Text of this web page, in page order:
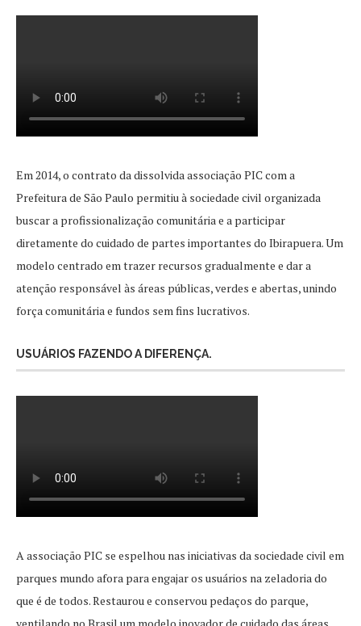
Em 2014, o contrato da dissolvida associação PIC com a
Prefeitura de São Paulo permitiu à sociedade civil organizada
buscar a profissionalização comunitária e a participar
diretamente do cuidado de partes importantes do Ibirapuera. Um
modelo centrado em trazer recursos gradualmente e dar a
atenção responsável às áreas públicas, verdes e abertas, unindo
força comunitária e fundos sem fins lucrativos.
USUÁRIOS FAZENDO A DIFERENÇA.
A associação PIC se espelhou nas iniciativas da sociedade civil em
parques mundo afora para engajar os usuários na zeladoria do
que é de todos. Restaurou e conservou pedaços do parque,